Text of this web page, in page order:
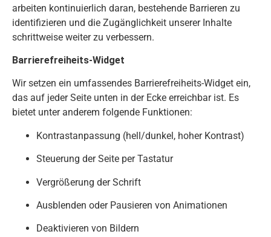
arbeiten kontinuierlich daran, bestehende Barrieren zu
identifizieren und die Zugänglichkeit unserer Inhalte
schrittweise weiter zu verbessern.
Barrierefreiheits-Widget
Wir setzen ein umfassendes Barrierefreiheits-Widget ein,
das auf jeder Seite unten in der Ecke erreichbar ist. Es
bietet unter anderem folgende Funktionen:
Kontrastanpassung (hell/dunkel, hoher Kontrast)
Steuerung der Seite per Tastatur
Vergrößerung der Schrift
Ausblenden oder Pausieren von Animationen
Deaktivieren von Bildern